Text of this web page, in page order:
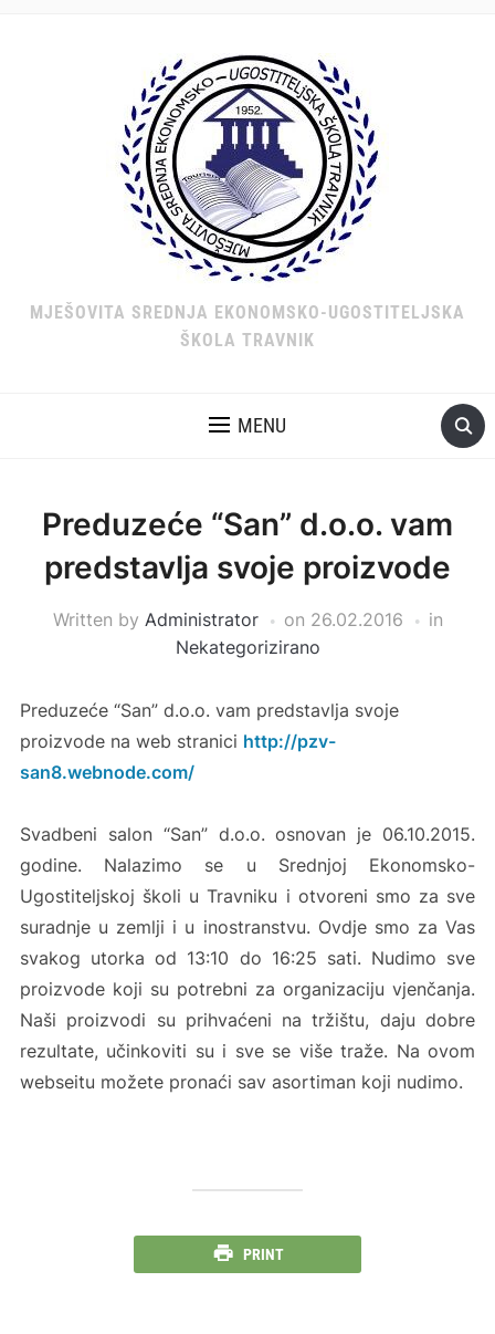
MJEŠOVITA SREDNJA EKONOMSKO-UGOSTITELJSKA
ŠKOLA TRAVNIK
MENU
Preduzeće “San” d.o.o. vam
predstavlja svoje proizvode
Written by Administrator on 26.02.2016
in
Nekategorizirano
Preduzeće “San” d.o.o. vam predstavlja svoje
proizvode na web stranici http://pzv-
san8.webnode.com/
Svadbeni salon “San” d.o.o. osnovan je 06.10.2015.
godine. Nalazimo se u Srednjoj Ekonomsko-
Ugostiteljskoj školi u Travniku i otvoreni smo za sve
suradnje u zemlji i u inostranstvu. Ovdje smo za Vas
svakog utorka od 13:10 do 16:25 sati. Nudimo sve
proizvode koji su potrebni za organizaciju vjenčanja.
Naši proizvodi su prihvaćeni na tržištu, daju dobre
rezultate, učinkoviti su i sve se više traže. Na ovom
webseitu možete pronaći sav asortiman koji nudimo.
PRINT